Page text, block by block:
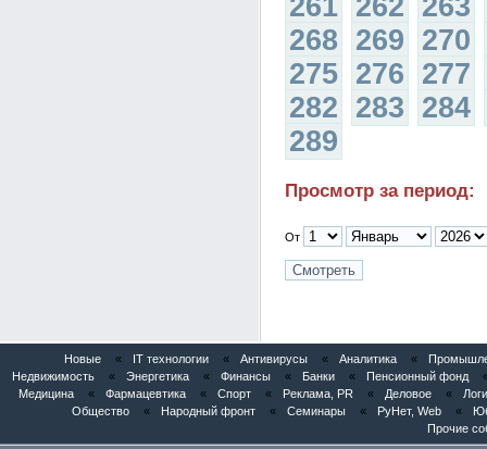
261 262 263
268 269 270
275 276 277
282 283 284
289
Просмотр за период:
От
Новые « IT технологии « Антивирусы « Аналитика «
Недвижимость
« Энергетика « Финансы « Банки « Пенсионный фонд
Медицина
« Фармацевтика « Спорт « Реклама, PR « Деловое «
Общество
« Народный фронт « Семинары « РуНет, Web «
Прочие